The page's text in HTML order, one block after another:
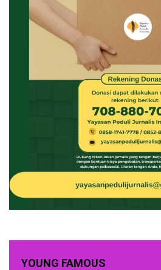
YOUNG FAMOUS